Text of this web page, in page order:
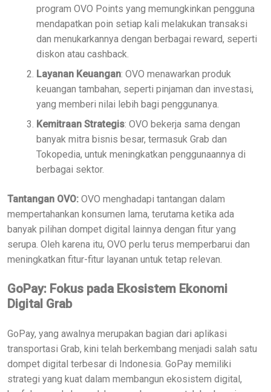
program OVO Points yang memungkinkan pengguna
mendapatkan poin setiap kali melakukan transaksi
dan menukarkannya dengan berbagai reward, seperti
diskon atau cashback.
Layanan Keuangan: OVO menawarkan produk
keuangan tambahan, seperti pinjaman dan investasi,
yang memberi nilai lebih bagi penggunanya.
Kemitraan Strategis: OVO bekerja sama dengan
banyak mitra bisnis besar, termasuk Grab dan
Tokopedia, untuk meningkatkan penggunaannya di
berbagai sektor.
Tantangan OVO: OVO menghadapi tantangan dalam
mempertahankan konsumen lama, terutama ketika ada
banyak pilihan dompet digital lainnya dengan fitur yang
serupa. Oleh karena itu, OVO perlu terus memperbarui dan
meningkatkan fitur-fitur layanan untuk tetap relevan.
GoPay: Fokus pada Ekosistem Ekonomi
Digital Grab
GoPay, yang awalnya merupakan bagian dari aplikasi
transportasi Grab, kini telah berkembang menjadi salah satu
dompet digital terbesar di Indonesia. GoPay memiliki
strategi yang kuat dalam membangun ekosistem digital,